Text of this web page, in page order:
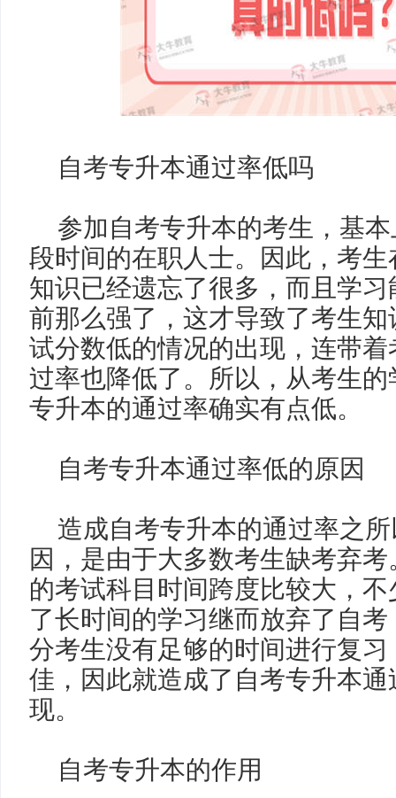
自考专升本通过率低吗
参加自考专升本的考生，基
段时间的在职人士。因此，考
知识已经遗忘了很多，而且学
前那么强了，这才导致了考生
试分数低的情况的出现，连带
过率也降低了。所以，从考生
专升本的通过率确实有点低。
自考专升本通过率低的原因
造成自考专升本的通过率之
因，是由于大多数考生缺考弃
的考试科目时间跨度比较大，
了长时间的学习继而放弃了自
分考生没有足够的时间进行复
佳，因此就造成了自考专升本
现。
自考专升本的作用